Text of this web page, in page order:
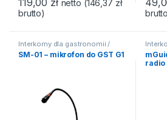
119,00 zł netto (146,37 zł
brutto)
Interkomy dla gastronomii /
HoReCa ,Akcesoria do
systemów interkom
SM-01 – mikrofon do GST G1
radio